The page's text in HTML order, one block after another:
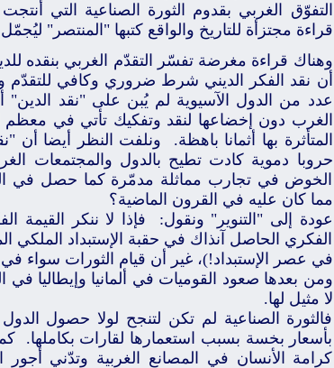
التفوّق الغربي بقدوم الثورة الصناعية التي
قراءة مجتزأة للتاريخ والواقع كتبها "المنتصر"
وهناك قراءة مغرضة تفسّر التقدّم الغربي بنقده
أن نقد الفكر الديني شرط ضروري وكافي
عدد من الدول الآسيوية لم يُبن على "نقد الدين"
الغرب دون إخضاعها لنقد وتفكيك تأتي في معظم
المتأثرة بها أثمانا باهظة. ونلفت النظر أيضا
حروبا دموية كادت تطيح بالدول والمجتمعات
الخوض في تجارب مماثلة مدمّرة كما حصل في
مما كان عليه في القرون الماضية؟
عودة إلى "التنوير" ونقول: فإذا لا ننكر القيمة
الفكري الحاصل آنذاك في حقبة الإستبداد الملكي
في عصر الإستبداد!)، غير أن قيام الثورات سواء
ومن بعدها صعود القوميات في ألمانيا وإيطاليا
لا مثيل لها.
فالثورة الصناعية لم تكن لتنجح لولا حصول الدول
بأسعار بخسة بسبب استعمارها لقارات بكاملها. كما
كرامة الأنسان في المصانع الغربية وتدّني أجور